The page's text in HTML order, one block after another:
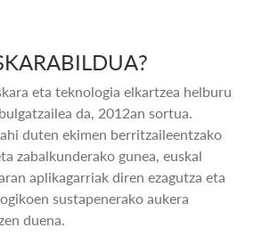
eta teknologia elkartzea helburu
da, 2012an sortua.
duten ekimen berritzaileentzako
zabalkunderako gunea, euskal
aplikagarriak diren ezagutza eta
sustapenerako aukera
duena.